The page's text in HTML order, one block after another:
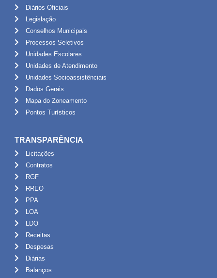
Diários Oficiais
Legislação
Conselhos Municipais
Processos Seletivos
Unidades Escolares
Unidades de Atendimento
Unidades Socioassistênciais
Dados Gerais
Mapa do Zoneamento
Pontos Turísticos
TRANSPARÊNCIA
Licitações
Contratos
RGF
RREO
PPA
LOA
LDO
Receitas
Despesas
Diárias
Balanços